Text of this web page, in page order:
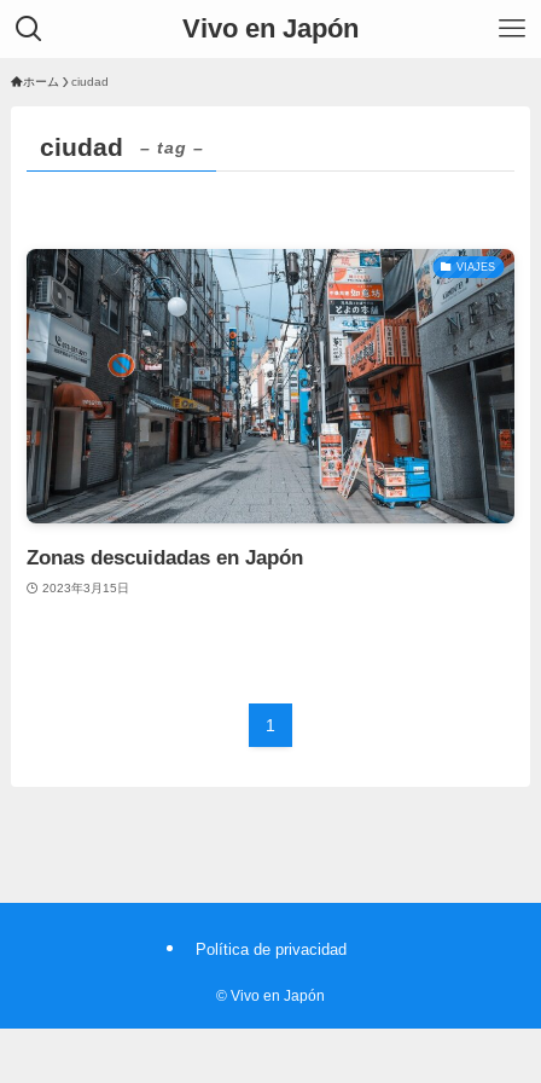
Vivo en Japón
ホーム ciudad
ciudad – tag –
VIAJES
Zonas descuidadas en Japón
2023年3月15日
1
Política de privacidad
© Vivo en Japón